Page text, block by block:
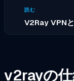
読む
V2Ray VPN
v2rayの